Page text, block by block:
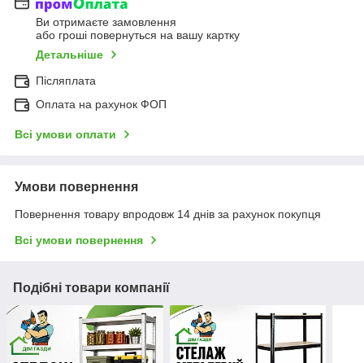
Ви отримаєте замовлення
або гроші повернуться на вашу картку
Детальніше
Післяплата
Оплата на рахунок ФОП
Всі умови оплати
Умови повернення
Повернення товару впродовж 14 днів за рахунок покупця
Всі умови повернення
Подібні товари компанії